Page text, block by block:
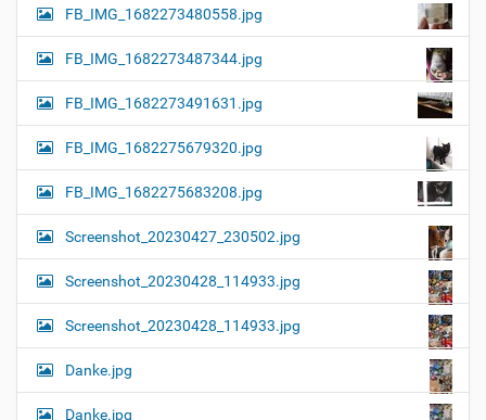
FB_IMG_1682273480558.jpg
FB_IMG_1682273487344.jpg
FB_IMG_1682273491631.jpg
FB_IMG_1682275679320.jpg
FB_IMG_1682275683208.jpg
Screenshot_20230427_230502.jpg
Screenshot_20230428_114933.jpg
Screenshot_20230428_114933.jpg
Danke.jpg
Danke.jpg